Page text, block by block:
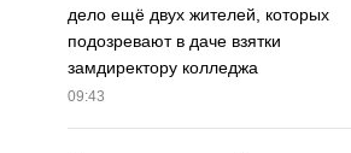
дело ещё двух жителей, которых
подозревают в даче взятки
замдиректору колледжа
09:43